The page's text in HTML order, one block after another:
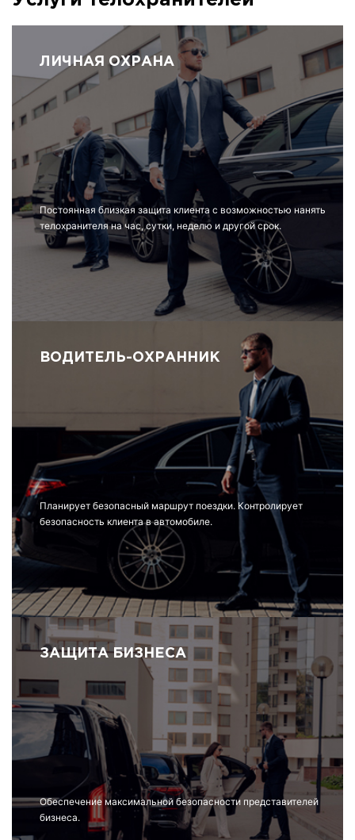
ЛИЧНАЯ ОХРАНА
Постоянная близкая защита клиента с возможностью нанять
телохранителя на час, сутки, неделю и другой срок.
ВОДИТЕЛЬ-ОХРАННИК
Планирует безопасный маршрут поездки. Контролирует
безопасность клиента в автомобиле.
ЗАЩИТА БИЗНЕСА
Обеспечение максимальной безопасности представителей
бизнеса.